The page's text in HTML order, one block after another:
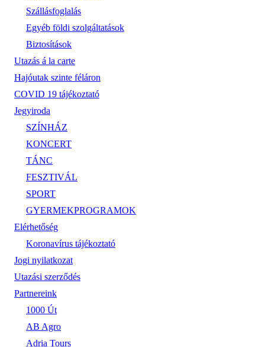
Szállásfoglalás
Egyéb földi szolgáltatások
Biztosítások
Utazás á la carte
Hajóutak szinte féláron
COVID 19 tájékoztató
Jegyiroda
SZÍNHÁZ
KONCERT
TÁNC
FESZTIVÁL
SPORT
GYERMEKPROGRAMOK
Elérhetőség
Koronavírus tájékoztató
Jogi nyilatkozat
Utazási szerződés
Partnereink
1000 Út
AB Agro
Adria Tours